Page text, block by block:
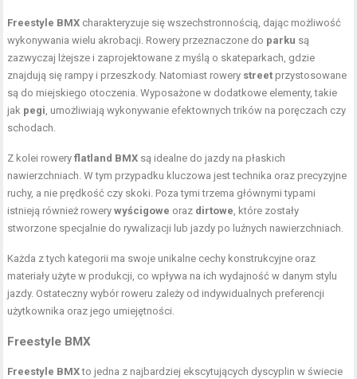
Freestyle BMX charakteryzuje się wszechstronnością, dając możliwość
wykonywania wielu akrobacji. Rowery przeznaczone do parku są
zazwyczaj lżejsze i zaprojektowane z myślą o skateparkach, gdzie
znajdują się rampy i przeszkody. Natomiast rowery street przystosowane
są do miejskiego otoczenia. Wyposażone w dodatkowe elementy, takie
jak pegi , umożliwiają wykonywanie efektownych trików na poręczach czy
schodach.
Z kolei roweryflatland BMX są idealne do jazdy na płaskich
nawierzchniach. W tym przypadku kluczowa jest technika oraz precyzyjne
ruchy, a nie prędkość czy skoki. Poza tymi trzema głównymi typami
istnieją również rowerywyścigowe oraz dirtowe , które zostały
stworzone specjalnie do rywalizacji lub jazdy po luźnych nawierzchniach.
Każda z tych kategorii ma swoje unikalne cechy konstrukcyjne oraz
materiały użyte w produkcji, co wpływa na ich wydajność w danym stylu
jazdy. Ostateczny wybór roweru zależy od indywidualnych preferencji
użytkownika oraz jego umiejętności.
Freestyle BMX
Freestyle BMXto jedna z najbardziej ekscytujących dyscyplin w świecie